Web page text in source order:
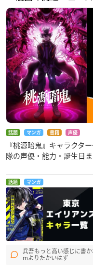
話題 マンガ 書籍 声優
『桃源暗鬼』キャラク
隊の声優・能力・誕生日ま
話題 マンガ
兵吾もっと高い感じに書
mよりたかいはず